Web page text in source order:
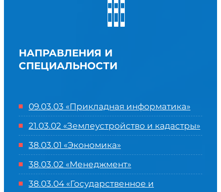
НАПРАВЛЕНИЯ И
СПЕЦИАЛЬНОСТИ
09.03.03 «Прикладная информатика»
21.03.02 «Землеустройство и кадастры»
38.03.01 «Экономика»
38.03.02 «Менеджмент»
38.03.04 «Государственное и